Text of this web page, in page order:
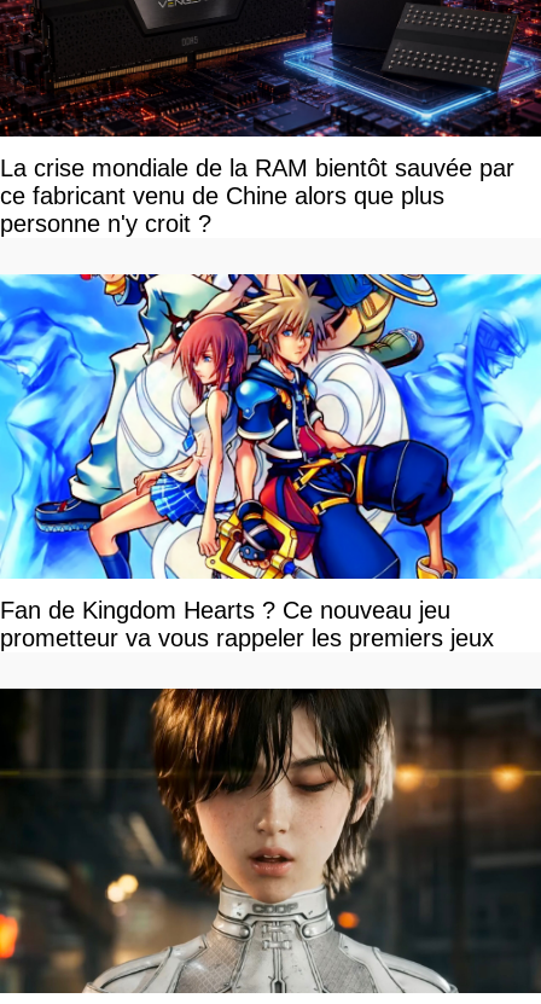
La crise mondiale de la RAM bientôt sauvée par
ce fabricant venu de Chine alors que plus
personne n'y croit ?
Fan de Kingdom Hearts ? Ce nouveau jeu
prometteur va vous rappeler les premiers jeux